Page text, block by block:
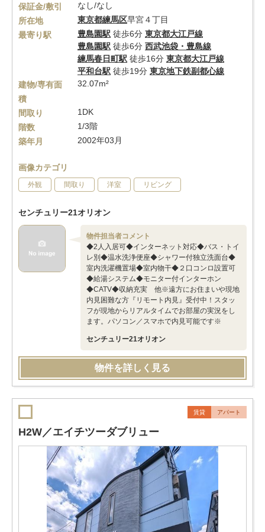
保証金/敷引
なし/なし
所在地
東京都練馬区早宮４丁目
最寄り駅
豊島園駅 徒歩6分 東京都大江戸線
豊島園駅 徒歩6分 西武池袋・豊島線
練馬春日町駅 徒歩16分 東京都大江戸線
平和台駅 徒歩19分 東京地下鉄副都心線
建物/専有面
積
32.07m²
間取り
1DK
階数
1/3階
築年月
2002年03月
画像カテゴリ
外観 間取り 洋室 リビング
センチュリー21オリオン
物件担当者コメント
◆2人入居可◆インターネット対応◆バス・トイ
レ別◆温水洗浄便座◆シャワー付独立洗面台◆
室内洗濯機置場◆室内物干◆２口コンロ設置可
◆給湯システム◆モニター付インターホン
◆CATV◆収納充実 他※遠方にお住まいや現地
内見困難な方『リモート内見』受付中！スタッ
フが現地からリアルタイムでお部屋の実況をし
ます。パソコン／スマホで内見可能です※
センチュリー21オリオン
物件を詳しく見る
賃貸 アパート
H2W／エイチツーダブリュー